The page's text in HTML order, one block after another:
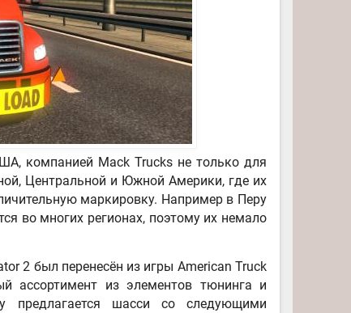
компанией Mack Trucks не только для
Центральной и Южной Америки, где их
маркировку. Например в Перу
во многих регионах, поэтому их немало
2 был перенесён из игры American Truck
ассортимент из элементов тюнинга и
предлагается шасси со следующими